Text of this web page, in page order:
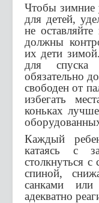
Чтобы зимние
для детей,
не
должны
их дети
для
обязательно
свободен от
избегать
коньках
Каждый
катаясь с
столкнуться
спиной,
санками
адекватно